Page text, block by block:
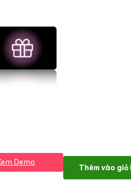
Demo
PW WooCommerce
Thêm vào giỏ